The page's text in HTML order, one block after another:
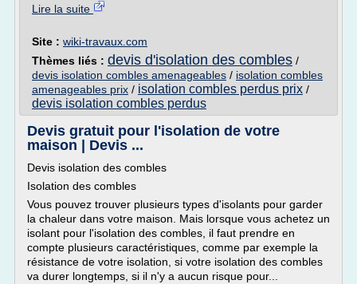
Lire la suite
Site : wiki-travaux.com
Thèmes liés : devis d'isolation des combles /
devis isolation combles amenageables / isolation combles
amenageables prix / isolation combles perdus prix /
devis isolation combles perdus
Devis gratuit pour l'isolation de votre
maison | Devis ...
Devis isolation des combles
Isolation des combles
Vous pouvez trouver plusieurs types d'isolants pour garder
la chaleur dans votre maison. Mais lorsque vous achetez un
isolant pour l'isolation des combles, il faut prendre en
compte plusieurs caractéristiques, comme par exemple la
résistance de votre isolation, si votre isolation des combles
va durer longtemps, si il n'y a aucun risque pour...